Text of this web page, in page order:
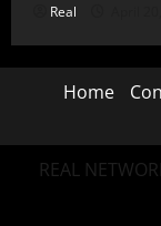
Real
Home
REAL